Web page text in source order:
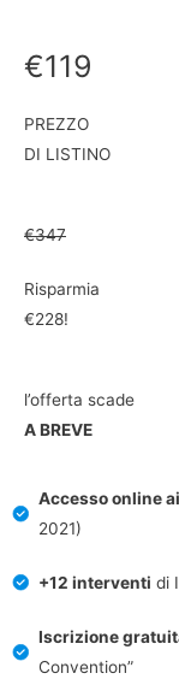
€119
PREZZO
DI LISTINO
€347
Risparmia
€228!
l’offerta scade
A BREVE
Accesso online
2021)
+12 interventi di
Iscrizione
Convention”